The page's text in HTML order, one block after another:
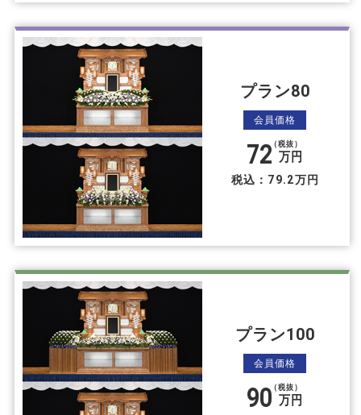
プラン80
会員価格
72 （税抜）
万円
税込：79.2万円
プラン100
会員価格
90（税抜）
万円